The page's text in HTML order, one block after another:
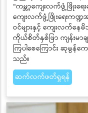
“ကမ္ဘာ့ကျေးလက်ဖွံ့ဖြိုးရ
ကျေးလက်ဖွံ့ဖြိုးရေးကဏ္ဍ
ဝင်များနှင့် ကျေးလက်န
ကိုယ်စိတ်နှစ်ဖြာ ကျန်းမာချ
ကြပါစေကြောင်း ဆုမွန်
သည်။
ဆက်လက်ဖတ်ရှုရန်